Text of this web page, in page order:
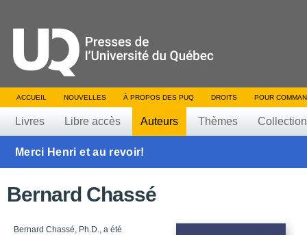
ACCUEIL NOUVELLES À PROPOS DES PUQ DROITS POUR
Livres Libre accès Auteurs Thèmes
Merci Henri et au revoir!
Bernard Chassé
Bernard Chassé, Ph.D., a été